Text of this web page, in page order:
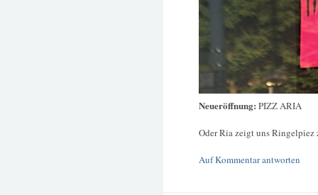
Neueröffnung: PIZZ ARIA
Oder Ria zeigt uns Ringelpiez
Auf Kommentar antworten